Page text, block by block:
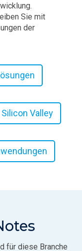
Sie mit
der
Valley
für diese Branche